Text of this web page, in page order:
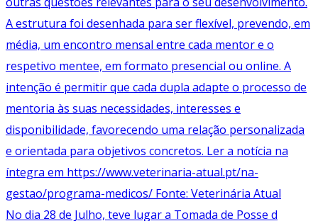
No dia 28 de Julho, teve lugar a Tomada de Posse d